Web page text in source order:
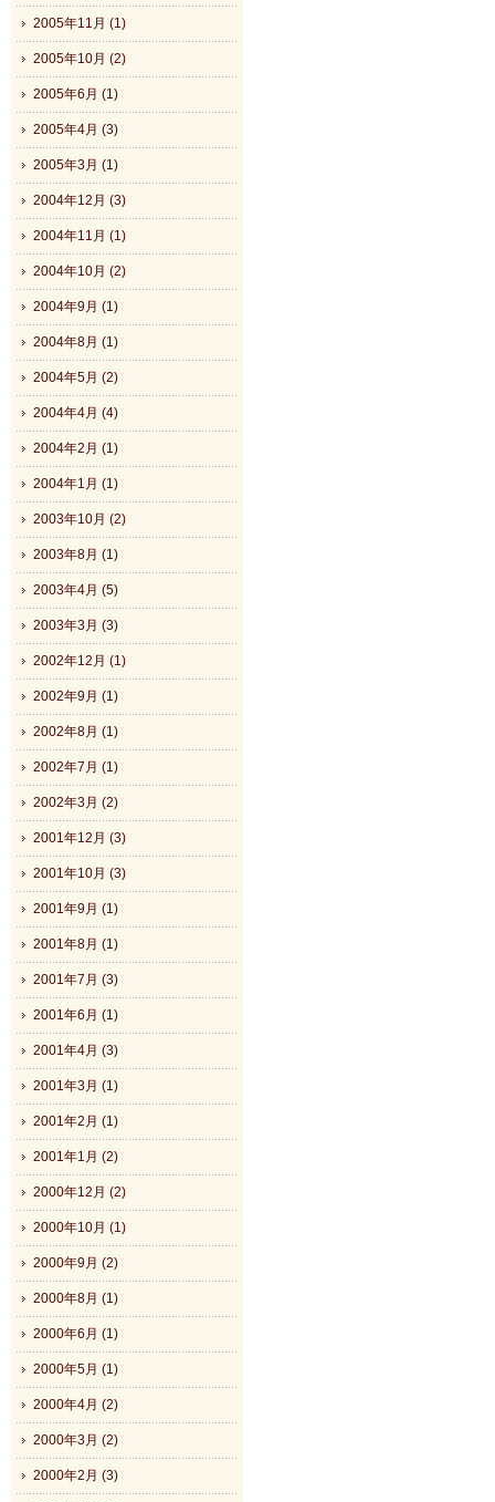
2005年11月 (1)
2005年10月 (2)
2005年6月 (1)
2005年4月 (3)
2005年3月 (1)
2004年12月 (3)
2004年11月 (1)
2004年10月 (2)
2004年9月 (1)
2004年8月 (1)
2004年5月 (2)
2004年4月 (4)
2004年2月 (1)
2004年1月 (1)
2003年10月 (2)
2003年8月 (1)
2003年4月 (5)
2003年3月 (3)
2002年12月 (1)
2002年9月 (1)
2002年8月 (1)
2002年7月 (1)
2002年3月 (2)
2001年12月 (3)
2001年10月 (3)
2001年9月 (1)
2001年8月 (1)
2001年7月 (3)
2001年6月 (1)
2001年4月 (3)
2001年3月 (1)
2001年2月 (1)
2001年1月 (2)
2000年12月 (2)
2000年10月 (1)
2000年9月 (2)
2000年8月 (1)
2000年6月 (1)
2000年5月 (1)
2000年4月 (2)
2000年3月 (2)
2000年2月 (3)